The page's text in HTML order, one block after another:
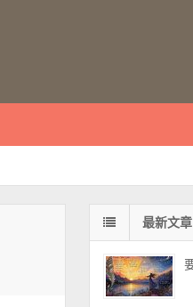
最新文章